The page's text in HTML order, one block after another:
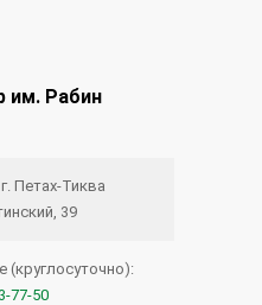
им. Рабин
Петах-Тиква
39
(круглосуточно):
77-50